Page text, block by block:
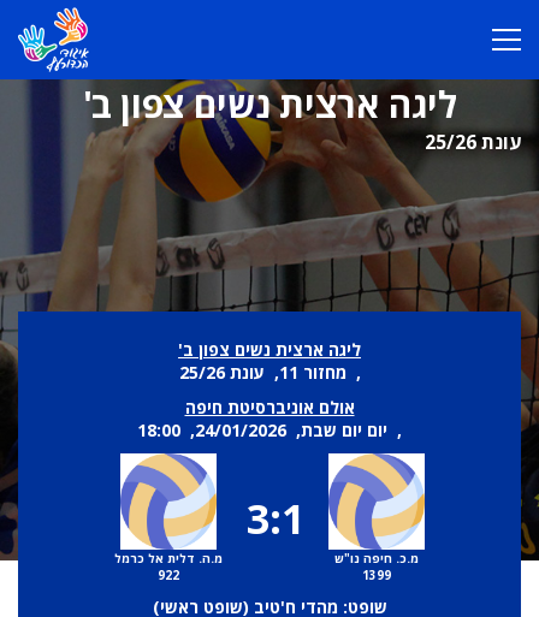
ליגה ארצית נשים צפון ב'
עונת 25/26
ליגה ארצית נשים צפון ב'
, מחזור 11, עונת 25/26
אולם אוניברסיטת חיפה
, יום יום שבת, 24/01/2026, 18:00
מ.כ. חיפה נו"ש
1399
3:1
מ.ה. דלית אל כרמל
922
שופט: מהדי ח'טיב (שופט ראשי)